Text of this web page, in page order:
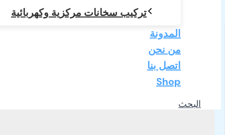
تركيب سخانات مركزية وكهربائية
المدونة
من نحن
اتصل بنا
Shop
البحث